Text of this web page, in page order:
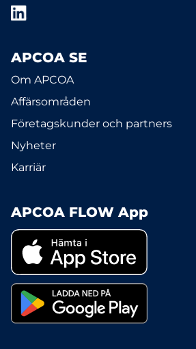
APCOA SE
Om APCOA
Affärsområden
Företagskunder och partners
Nyheter
Karriär
APCOA FLOW App